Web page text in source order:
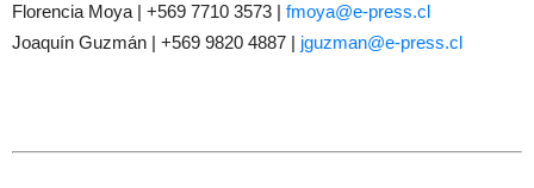
Florencia Moya | +569 7710 3573 | fmoya@e-press.cl
Joaquín Guzmán | +569 9820 4887 | jguzman@e-press.cl